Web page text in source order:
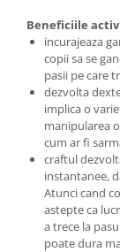
Beneficiile
incurajeaza
copii sa se
pasii pe care
dezvolta
implica o
manipularea
cum ar fi
craftul
instantanee,
Atunci cand
astepte ca
a trece la
poate dura